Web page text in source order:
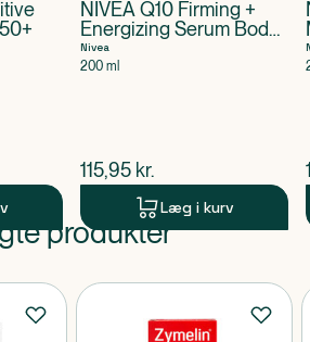
NIVEA Q10 Firming +
Energizing Serum Body
Lotion
Nivea
200 ml
$nuværende pris
115,95 kr.
Læg i kurv
produkter